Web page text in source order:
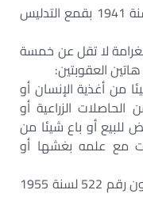
تنص المادة 2 من القانون رقم 48 لسنة 1941 بقمع التدليس
لا تقل عن خمسة
العقوبتين:
أغذية الإنسان أو
الزراعية أو
للبيع أو باع شيئا من
مع علمه بغشها أو
وقد أضيفت فقرة الى هذا البند بالقانون رقم 522 لسنة 1955